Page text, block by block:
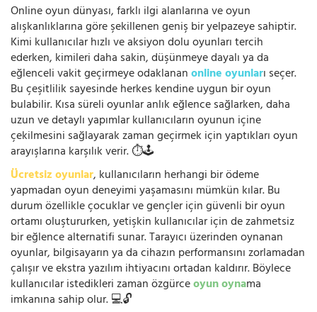
Online oyun dünyası, farklı ilgi alanlarına ve oyun
alışkanlıklarına göre şekillenen geniş bir yelpazeye sahiptir.
Kimi kullanıcılar hızlı ve aksiyon dolu oyunları tercih
ederken, kimileri daha sakin, düşünmeye dayalı ya da
eğlenceli vakit geçirmeye odaklananonline oyunları seçer.
Bu çeşitlilik sayesinde herkes kendine uygun bir oyun
bulabilir. Kısa süreli oyunlar anlık eğlence sağlarken, daha
uzun ve detaylı yapımlar kullanıcıların oyunun içine
çekilmesini sağlayarak zaman geçirmek için yaptıkları oyun
arayışlarına karşılık verir. ⏱️🕹️
Ücretsiz oyunlar, kullanıcıların herhangi bir ödeme
yapmadan oyun deneyimi yaşamasını mümkün kılar. Bu
durum özellikle çocuklar ve gençler için güvenli bir oyun
ortamı oluştururken, yetişkin kullanıcılar için de zahmetsiz
bir eğlence alternatifi sunar. Tarayıcı üzerinden oynanan
oyunlar, bilgisayarın ya da cihazın performansını zorlamadan
çalışır ve ekstra yazılım ihtiyacını ortadan kaldırır. Böylece
kullanıcılar istedikleri zaman özgürceoyun oynama
imkanına sahip olur. 💻🔓